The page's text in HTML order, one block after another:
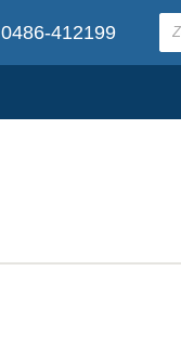
0486-412199